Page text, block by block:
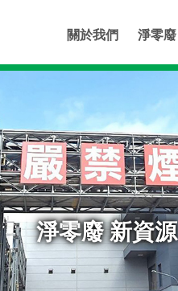
關於我們 淨零廢
淨零廢 新資源